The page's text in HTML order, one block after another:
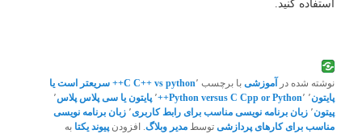
استفاده کنید.
نوشته شده در آموزشی با برچسب C++ vs python٬
C++ سریعتر است یا
پایتون٬ Cpp or Python٬ Python versus C++ ٬ پایتون یا سی پلاس پلاس٬
پیتون٬ زبان برنامه نویسی مناسب برای رابط کاربری٬ زبان برنامه نویسی
مناسب برای کارهای پردازشی توسطمدیر وبلاگ. افزودنپیوند یکتا به